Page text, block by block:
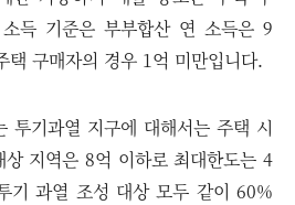
득 기준은 부부합산 연 소득은 9
택 구매자의 경우 1억 미만입니다.
투기과열 지구에 대해서는 주택 시
지역은 8억 이하로 최대한도는 4
기 과열 조성 대상 모두 같이 60%